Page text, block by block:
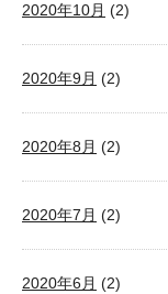
2020年10月 (2)
2020年9月 (2)
2020年8月 (2)
2020年7月 (2)
2020年6月 (2)